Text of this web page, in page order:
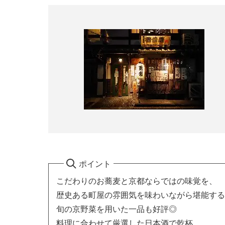
ポイント
こだわりのお蕎麦と京都ならではの味覚を、
歴史ある町屋の雰囲気を味わいながら堪能す
旬の京野菜を用いた一品も好評◎